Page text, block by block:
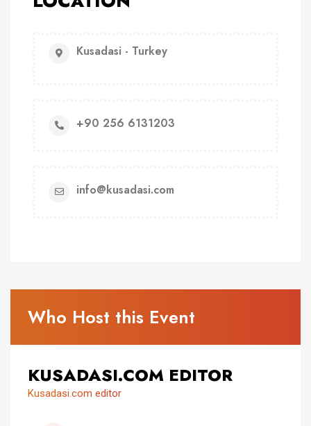
Kusadasi - Turkey
+90 256 6131203
info@kusadasi.com
Who Host this Event
KUSADASI.COM EDITOR
Kusadasi.com editor